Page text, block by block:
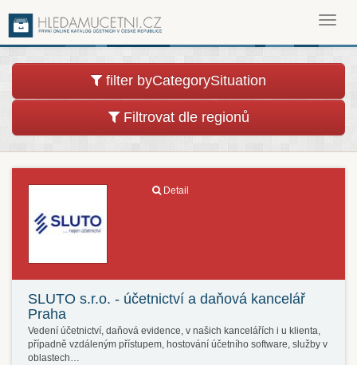
filter byCategorySituation
Filtrovat dle regionů
Detail
SLUTO s.r.o. - účetnictví a daňová kancelář
Praha
Vedení účetnictví, daňová evidence, v našich kancelářích i u klienta,
případně vzdáleným přístupem, hostování účetního software, služby v
oblastech…